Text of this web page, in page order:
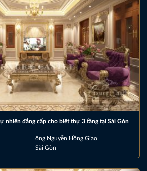
nhiên đẳng cấp cho biệt thự 3 tầng tại Sài Gòn
ông Nguyễn Hồng Giao
Sài Gòn